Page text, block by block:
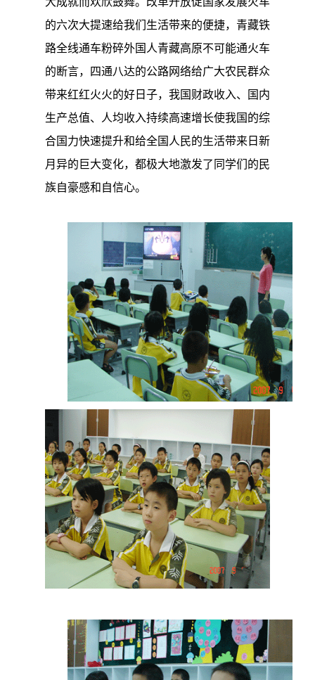
的六次大提速给我们生活带来的便捷，青藏铁
路全线通车粉碎外国人青藏高原不可能通火车
的断言，四通八达的公路网络给广大农民群众
带来红红火火的好日子，我国财政收入、国内
生产总值、人均收入持续高速增长使我国的综
合国力快速提升和给全国人民的生活带来日新
月异的巨大变化，都极大地激发了同学们的民
族自豪感和自信心。